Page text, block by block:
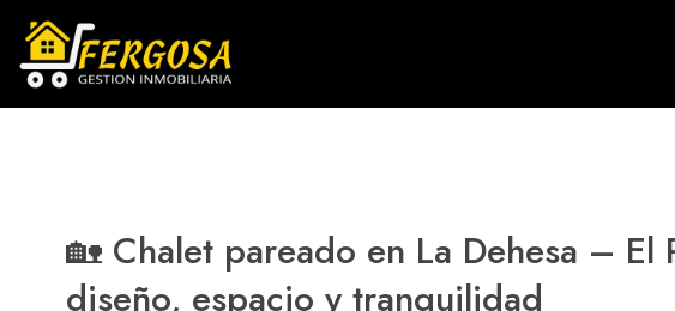
🏡 Chalet pareado en La Dehesa – El
diseño, espacio y tranquilidad